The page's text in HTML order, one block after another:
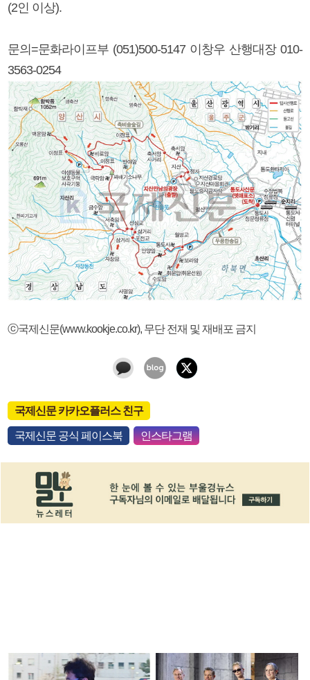
(2인 이상).
문의=문화라이프부 (051)500-5147 이창우 산행대장 010-
3563-0254
ⓒ국제신문(www.kookje.co.kr), 무단 전재 및 재배포 금지
국제신문 카카오플러스 친구
국제신문 공식 페이스북 인스타그램